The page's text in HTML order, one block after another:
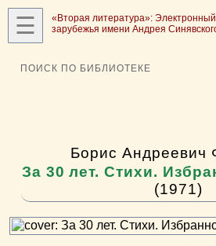
☰
«Вторая литература»:
зарубежья имени Андрея
ПОИСК ПО БИБЛИОТЕКЕ
Борис Андреевич
За 30 лет. Стихи.
(1971)